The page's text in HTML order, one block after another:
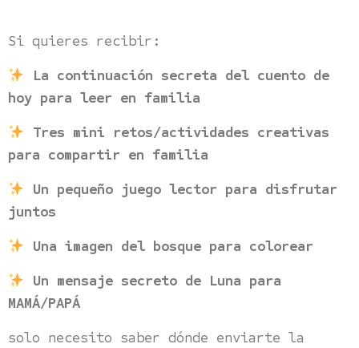
Si quieres recibir:
La continuación secreta del cuento de
hoy para leer en familia
Tres mini retos/actividades creativas
para compartir en familia
Un pequeño juego lector para disfrutar
juntos
Una imagen del bosque para colorear
Un mensaje secreto de Luna para
MAMÁ/PAPÁ
solo necesito saber dónde enviarte la